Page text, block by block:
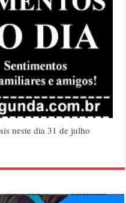
neste dia 31 de julho